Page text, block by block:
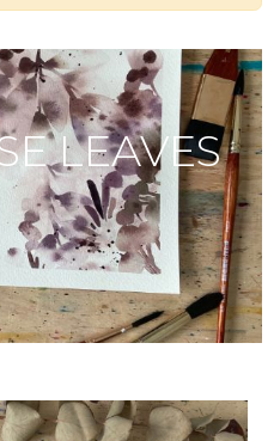
LEAVES